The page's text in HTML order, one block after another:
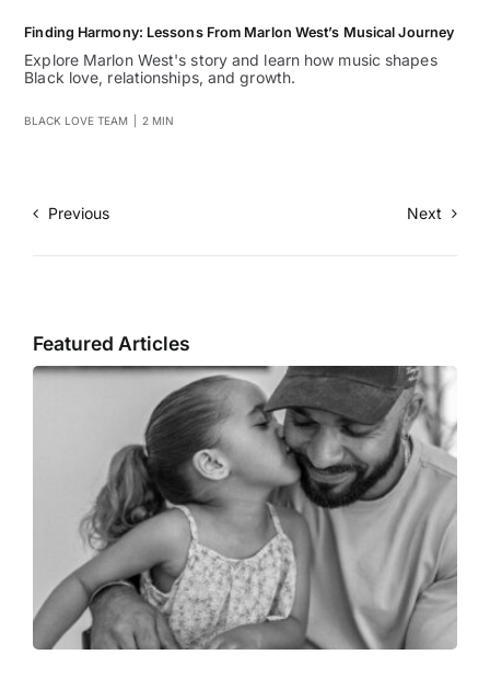
Finding Harmony: Lessons From Marlon West’s Musical Journey
Explore Marlon West's story and learn how music shapes
Black love, relationships, and growth.
BLACK LOVE TEAM 2 MIN
Previous Next
Featured Articles